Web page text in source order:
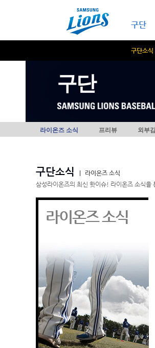
구단
구단소식
구단
라이온즈 소식 프리뷰 외부
구단소식
라이온즈 소식
삼성라이온즈의 최신 핫이슈! 라이온즈 소식을
라이온즈 소식